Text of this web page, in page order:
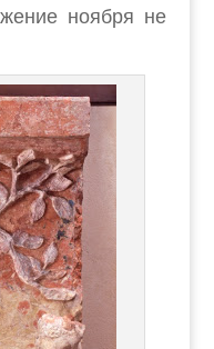
ноября не